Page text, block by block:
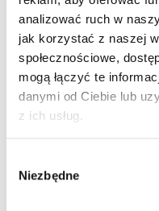
analizować ruch w
jak korzystać z naszej
społecznościowe,
mogą łączyć te
danymi od Ciebie lub
z ich usług.
zgody
Niezbędne
Company:
Phone:
Country: